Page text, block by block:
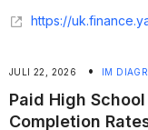
https://uk.finance.yahoo.com/news/genesys-deepens-strategic-
JULI 22, 2026 • IM
Paid High
Completion